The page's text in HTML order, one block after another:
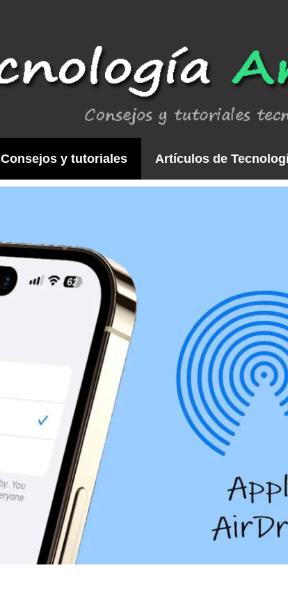
Consejos y tutoriales Artículos de